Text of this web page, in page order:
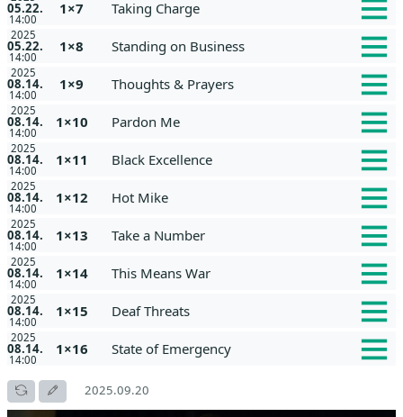
05.22.
14:00
1×7 Taking Charge
2025
05.22.
14:00
1×8 Standing on Business
2025
08.14.
14:00
1×9 Thoughts & Prayers
2025
08.14.
14:00
1×10 Pardon Me
2025
08.14.
14:00
1×11 Black Excellence
2025
08.14.
14:00
1×12 Hot Mike
2025
08.14.
14:00
1×13 Take a Number
2025
08.14.
14:00
1×14 This Means War
2025
08.14.
14:00
1×15 Deaf Threats
2025
08.14.
14:00
1×16 State of Emergency
2025.09.20